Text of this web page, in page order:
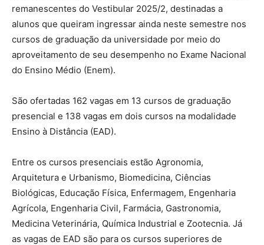
remanescentes do Vestibular 2025/2, destinadas a
alunos que queiram ingressar ainda neste semestre nos
cursos de graduação da universidade por meio do
aproveitamento de seu desempenho no Exame Nacional
do Ensino Médio (Enem).
São ofertadas 162 vagas em 13 cursos de graduação
presencial e 138 vagas em dois cursos na modalidade
Ensino à Distância (EAD).
Entre os cursos presenciais estão Agronomia,
Arquitetura e Urbanismo, Biomedicina, Ciências
Biológicas, Educação Física, Enfermagem, Engenharia
Agrícola, Engenharia Civil, Farmácia, Gastronomia,
Medicina Veterinária, Química Industrial e Zootecnia. Já
as vagas de EAD são para os cursos superiores de